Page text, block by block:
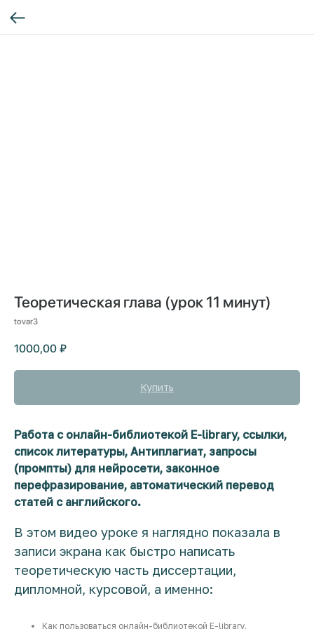
Теоретическая глава (урок 11 минут)
tovar3
1000,00 ₽
Купить
Работа с онлайн-библиотекой E-library, ссылки,
список литературы, Антиплагиат, запросы
(промпты) для нейросети, законное
перефразирование, автоматический перевод
статей с английского.
В этом видео уроке я наглядно показала в
записи экрана как быстро написать
теоретическую часть диссертации,
дипломной, курсовой, а именно:
Как пользоваться онлайн-библиотекой E-library.